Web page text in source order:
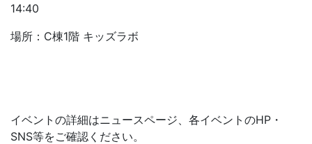
14:40
場所：C棟1階 キッズラボ
イベントの詳細はニュースページ、各イベントのHP・
SNS等をご確認ください。